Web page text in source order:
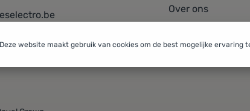
0437576601
Over ons
Deze website maakt gebruik van cookies om de best mogelijke ervaring